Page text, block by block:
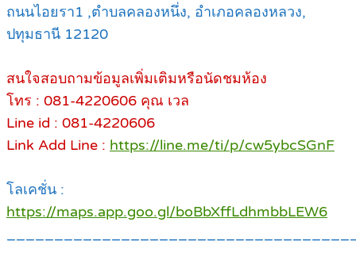
ถนนไอยรา1 ,ตำบลคลองหนึ่ง, อำเภอคลองหลวง,
ปทุมธานี 12120
สนใจสอบถามข้อมูลเพิ่มเติมหรือนัดชมห้อง
โทร : 081-4220606 คุณ เวล
Line id : 081-4220606
Link Add Line : https://line.me/ti/p/cw5ybcSGnF
โลเคชั่น :
https://maps.app.goo.gl/boBbXffLdhmbbLEW6